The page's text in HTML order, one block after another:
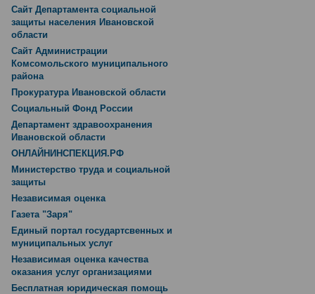
Сайт Департамента социальной
защиты населения Ивановской
области
Сайт Администрации
Комсомольского муниципального
района
Прокуратура Ивановской области
Социальный Фонд России
Департамент здравоохранения
Ивановской области
ОНЛАЙНИНСПЕКЦИЯ.РФ
Министерство труда и социальной
защиты
Независимая оценка
Газета "Заря"
Единый портал государтсвенных и
муниципальных услуг
Независимая оценка качества
оказания услуг организациями
Бесплатная юридическая помощь